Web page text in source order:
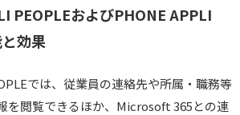
PEOPLEおよびPHONE APPLI
効果
では、従業員の連絡先や所属・職務等
を閲覧できるほか、Microsoft 365との連